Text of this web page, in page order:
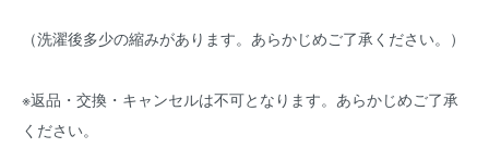
（洗濯後多少の縮みがあります。あらかじめご了承ください。）
※返品・交換・キャンセルは不可となります。あらかじめご了承
ください。